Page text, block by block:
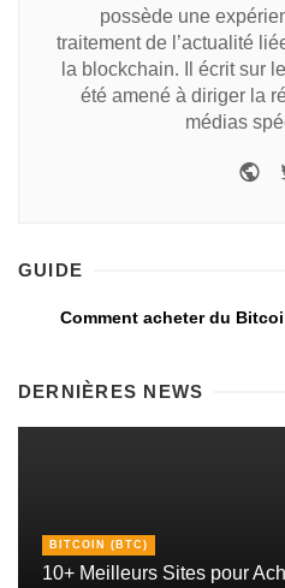
possède une
traitement de l’actualité
la blockchain. Il écrit sur
été amené à diriger la
médias
GUIDE
Comment acheter du
DERNIÈRES NEWS
BITCOIN (BTC)
10+ Meilleurs Sites pour